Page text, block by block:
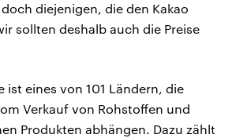
diejenigen, die den Kakao
sollten deshalb auch die Preise
ist eines von 101 Ländern, die
Verkauf von Rohstoffen und
Produkten abhängen. Dazu zählt